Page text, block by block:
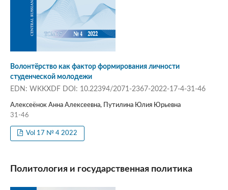
Волонтёрство как фактор формирования личности
студенческой молодежи
EDN: WKKXDF DOI: 10.22394/2071-2367-2022-17-4-31-46
Алексеёнок Анна Алексеевна, Путилина Юлия Юрьевна
31-46
Vol 17 № 4 2022
Политология и государственная политика